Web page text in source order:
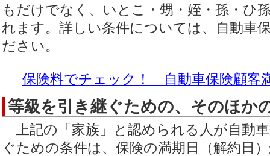
もだけでなく、いとこ・甥・姪・孫・ひ
れます。詳しい条件については、自動車
ださい。
保険料でチェック！ 自動車保険顧客
等級を引き継ぐための、そのほか
上記の「家族」と認められる人が自動
ぐための条件は、保険の満期日（解約日